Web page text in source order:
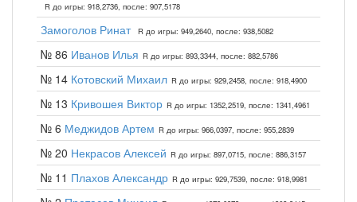
R до игры: 918,2736, после: 907,5178
Замоголов Ринат R до игры: 949,2640, после: 938,5082
№ 86 Иванов Илья R до игры: 893,3344, после: 882,5786
№ 14 Котовский Михаил R до игры: 929,2458, после: 918,4900
№ 13 Кривошея Виктор R до игры: 1352,2519, после: 1341,4961
№ 6 Меджидов Артем R до игры: 966,0397, после: 955,2839
№ 20 Некрасов Алексей R до игры: 897,0715, после: 886,3157
№ 11 Плахов Александр R до игры: 929,7539, после: 918,9981